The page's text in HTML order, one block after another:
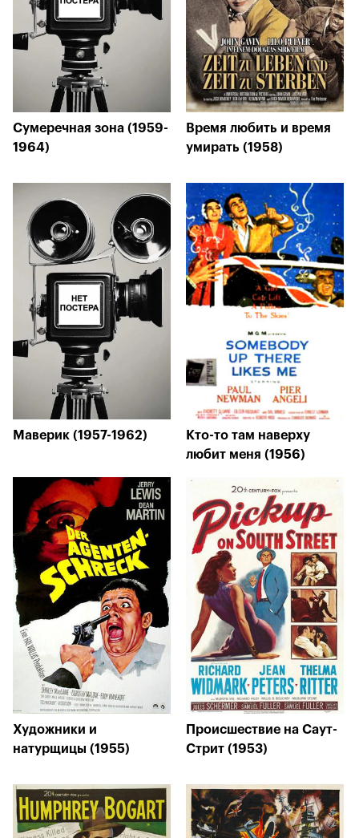
Сумеречная зона (1959-
1964)
Время любить и время
умирать (1958)
Маверик (1957-1962)
Кто-то там наверху
любит меня (1956)
Художники и
натурщицы (1955)
Происшествие на Саут-
Стрит (1953)